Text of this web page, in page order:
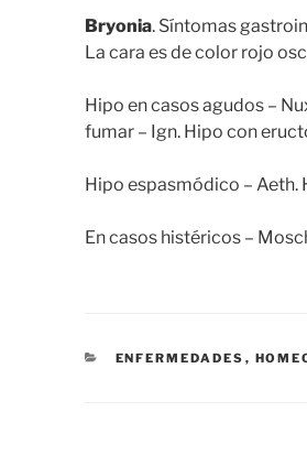
Bryonia. Síntomas
La cara es de color rojo
Hipo en casos agudos –
fumar – Ign. Hipo con
Hipo espasmódico – Aeth.
En casos histéricos –
CATEGORÍAS
ENFERMEDADES ,